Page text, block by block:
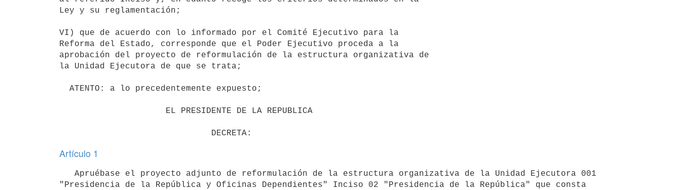
Ley y su reglamentación;
VI) que de acuerdo con lo informado por el Comité Ejecutivo para la
Reforma del Estado, corresponde que el Poder Ejecutivo proceda a la
aprobación del proyecto de reformulación de la estructura organizativa de
la Unidad Ejecutora de que se trata;
Artículo 1
"Presidencia de la República y Oficinas Dependientes" Inciso 02 "Presidencia de la República" que consta